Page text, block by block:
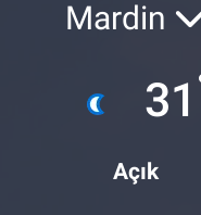
Mardin
31
Açık